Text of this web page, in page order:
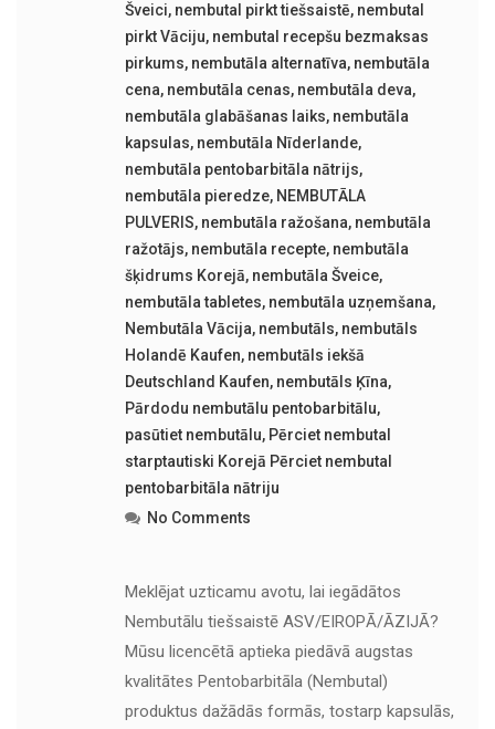
Šveici, nembutal pirkt tiešsaistē, nembutal
pirkt Vāciju, nembutal recepšu bezmaksas
pirkums, nembutāla alternatīva, nembutāla
cena, nembutāla cenas, nembutāla deva,
nembutāla glabāšanas laiks, nembutāla
kapsulas, nembutāla Nīderlande,
nembutāla pentobarbitāla nātrijs,
nembutāla pieredze, NEMBUTĀLA
PULVERIS, nembutāla ražošana, nembutāla
ražotājs, nembutāla recepte, nembutāla
šķidrums Korejā, nembutāla Šveice,
nembutāla tabletes, nembutāla uzņemšana,
Nembutāla Vācija, nembutāls, nembutāls
Holandē Kaufen, nembutāls iekšā
Deutschland Kaufen, nembutāls Ķīna,
Pārdodu nembutālu pentobarbitālu,
pasūtiet nembutālu, Pērciet nembutal
starptautiski Korejā Pērciet nembutal
pentobarbitāla nātriju
No Comments
Meklējat uzticamu avotu, lai iegādātos
Nembutālu tiešsaistē ASV/EIROPĀ/ĀZIJĀ?
Mūsu licencētā aptieka piedāvā augstas
kvalitātes Pentobarbitāla (Nembutal)
produktus dažādās formās, tostarp kapsulās,